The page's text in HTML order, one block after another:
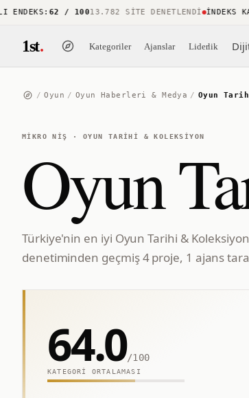
:62 / 100 13.782 SITE DENETLENDI İNDEKS
1st. Kategoriler Ajanslar Liderlik
/ Oyun / Oyun Haberleri & Medya / Oyun
MIKRO NIŞ · OYUN TARIHI & KOLEKSIYON
Oyun
Türkiye'nin en iyi Oyun Tarihi &
denetiminden geçmiş 4 proje, 1 ajans
64.0/100
KATEGORI ORTALAMASI